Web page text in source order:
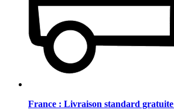
France : Livraison standard gratuite